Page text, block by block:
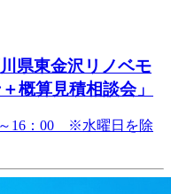
県東金沢リノベモ
概算見積相談会」
～16：00 ※水曜日を除